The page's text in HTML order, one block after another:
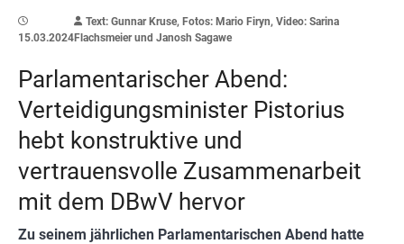
15.03.2024
Text: Gunnar Kruse, Fotos: Mario Firyn, Video: Sarina
Flachsmeier und Janosh Sagawe
Parlamentarischer Abend:
Verteidigungsminister Pistorius
hebt konstruktive und
vertrauensvolle Zusammenarbeit
mit dem DBwV hervor
Zu seinem jährlichen Parlamentarischen Abend hatte